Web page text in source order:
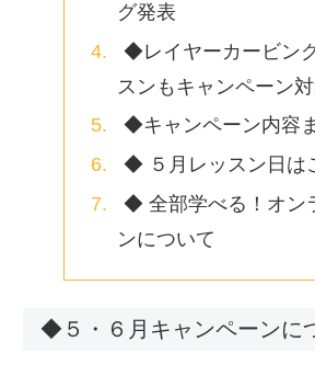
グ発表
◆レイヤーカービン
スンもキャンペーン対
◆キャンペーン内容
◆ ５月レッスン日は
◆ 全部学べる！オン
ンについて
◆５・６月キャンペーンに